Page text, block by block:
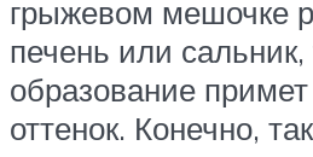
грыжевом мешочке
печень или
образование
оттенок. Конечно,